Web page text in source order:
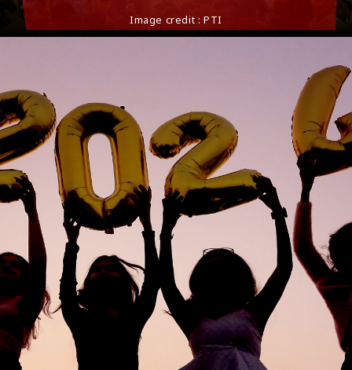
Image credit : PTI